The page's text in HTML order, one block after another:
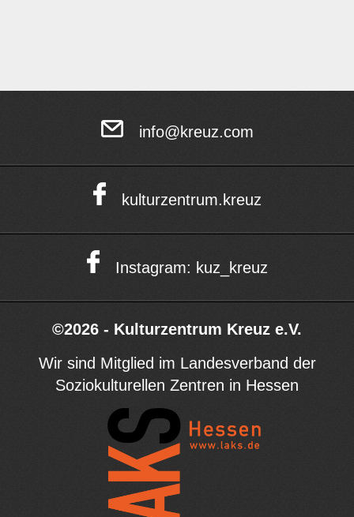
info@kreuz.com
kulturzentrum.kreuz
Instagram: kuz_kreuz
©2026 - Kulturzentrum Kreuz e.V.
Wir sind Mitglied im Landesverband der
Soziokulturellen Zentren in Hessen